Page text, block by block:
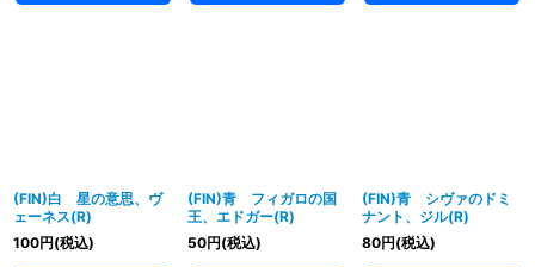
(FIN)白 星の意思、ヴ
ェーネス(R)
100円(税込)
(FIN)青 フィガロの国
王、エドガー(R)
50円(税込)
(FIN)青 シヴァのドミ
ナント、ジル(R)
80円(税込)